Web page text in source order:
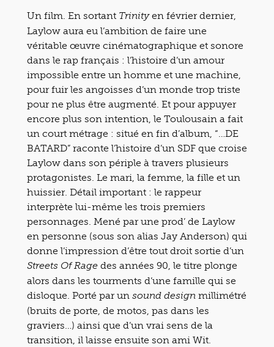
Un film. En sortant Trinityen février dernier,
Laylow aura eu l’ambition de faire une
véritable œuvre cinématographique et sonore
dans le rap français : l’histoire d’un amour
impossible entre un homme et une machine,
pour fuir les angoisses d’un monde trop triste
pour ne plus être augmenté. Et pour appuyer
encore plus son intention, le Toulousain a fait
un court métrage : situé en fin d’album, “…DE
BATARD” raconte l’histoire d’un SDF que croise
Laylow dans son périple à travers plusieurs
protagonistes. Le mari, la femme, la fille et un
huissier. Détail important : le rappeur
interprète lui-même les trois premiers
personnages. Mené par une prod’ de Laylow
en personne (sous son alias Jay Anderson) qui
donne l’impression d’être tout droit sortie d’un
Streets Of Rage des années 90, le titre plonge
alors dans les tourments d’une famille qui se
disloque. Porté par un sound design millimétré
(bruits de porte, de motos, pas dans les
graviers…) ainsi que d’un vrai sens de la
transition, il laisse ensuite son ami Wit.